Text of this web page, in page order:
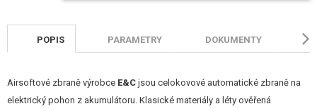
POPIS PARAMETRY DOKUMENTY
Airsoftové zbraně výrobce E&C jsou celokovové automatické zbraně na
elektrický pohon z akumulátoru. Klasické materiály a léty ověřená